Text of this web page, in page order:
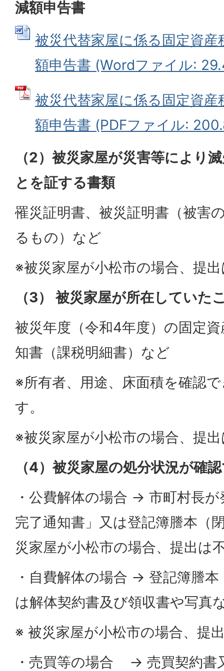
減額申告書
被災代替家屋に係る固定資
額申告書 (Wordファイル:
被災代替家屋に係る固定資
額申告書 (PDFファイル:
（2）被災家屋が災害等により
とを証する書類
罹災証明書、被災証明書（被害
るもの）など
※被災家屋が小松市の場合、提
（3） 被災家屋が所在していた
被災年度（令和4年度）の固定
知書（課税明細書）など
※所有者、用途、床面積を確認
す。
※被災家屋が小松市の場合、提
（4）被災家屋の処分状況が確
・公費解体の場合 → 市町村長
完了通知書」又は登記簿謄本（
災家屋が小松市の場合、提出は
・自費解体の場合 → 登記簿謄
は解体契約書及び領収書や写真
※ 被災家屋が小松市の場合、提
・売買等の場合 → 売買契約書